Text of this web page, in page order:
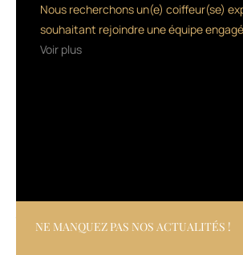
métabolisme
cellulaire,
papille
folliculaire.
Nous recherchons un(e) coiffeur(se)
souhaitant rejoindre une équipe
Voir plus
NE MANQUEZ PAS NOS ACTUALITÉS !